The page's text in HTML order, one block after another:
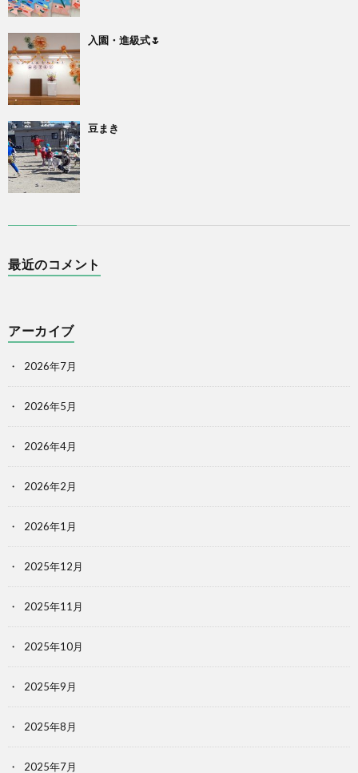
入園・進級式🌷
豆まき
最近のコメント
アーカイブ
2026年7月
2026年5月
2026年4月
2026年2月
2026年1月
2025年12月
2025年11月
2025年10月
2025年9月
2025年8月
2025年7月